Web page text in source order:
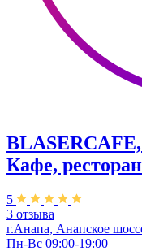
Кафе,
5
3 отзыва
г.Анапа, Анапское
Пн-Вс 09:00-19:00